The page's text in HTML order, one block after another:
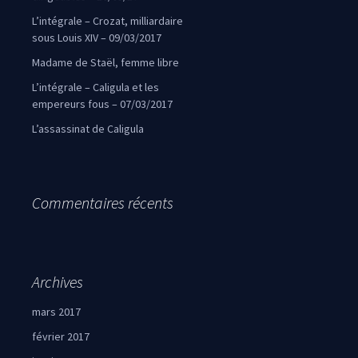
L’intégrale – Crozat, milliardaire
sous Louis XIV – 09/03/2017
Madame de Staël, femme libre
L’intégrale – Caligula et les
empereurs fous – 07/03/2017
L’assassinat de Caligula
Commentaires récents
Archives
mars 2017
février 2017